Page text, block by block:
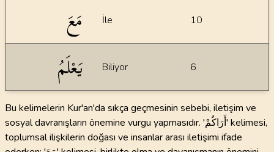
مَعَ İle 10
يَعْلَمُ Biliyor 6
Bu kelimelerin Kur'an'da sıkça geçmesinin sebebi, iletişim ve
sosyal davranışların önemine vurgu yapmasıdır. 'أَرَاكُمْ' kelimesi,
toplumsal ilişkilerin doğası ve insanlar arası iletişimi ifade